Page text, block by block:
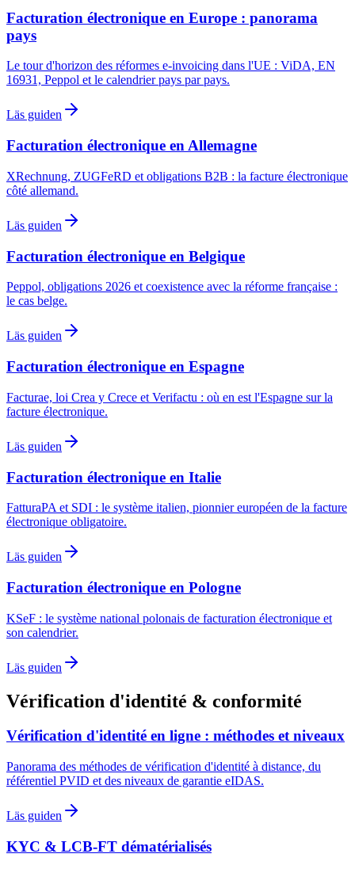
Facturation électronique en Europe : panorama
pays
Le tour d'horizon des réformes e-invoicing dans l'UE : ViDA, EN
16931, Peppol et le calendrier pays par pays.
Läs guiden
Facturation électronique en Allemagne
XRechnung, ZUGFeRD et obligations B2B : la facture électronique
côté allemand.
Läs guiden
Facturation électronique en Belgique
Peppol, obligations 2026 et coexistence avec la réforme française :
le cas belge.
Läs guiden
Facturation électronique en Espagne
Facturae, loi Crea y Crece et Verifactu : où en est l'Espagne sur la
facture électronique.
Läs guiden
Facturation électronique en Italie
FatturaPA et SDI : le système italien, pionnier européen de la facture
électronique obligatoire.
Läs guiden
Facturation électronique en Pologne
KSeF : le système national polonais de facturation électronique et
son calendrier.
Läs guiden
Vérification d'identité & conformité
Vérification d'identité en ligne : méthodes et niveaux
Panorama des méthodes de vérification d'identité à distance, du
référentiel PVID et des niveaux de garantie eIDAS.
Läs guiden
KYC & LCB-FT dématérialisés